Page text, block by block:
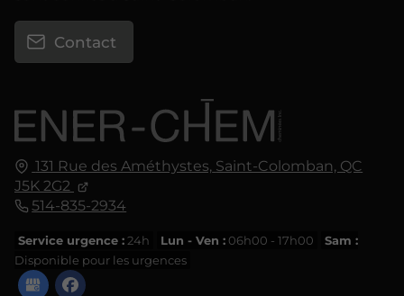
131 Rue des Améthystes, Saint-Colomban, QC
J5K 2G2
514-835-2934
Service urgence : 24h Lun - Ven : 06h00 - 17h00
Sam :
Disponible pour les urgences
Contact